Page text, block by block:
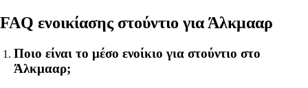
FAQ ενοικίασης στούντιο για Άλκμααρ
Ποιο είναι το μέσο ενοίκιο για στούντιο στο
Άλκμααρ;